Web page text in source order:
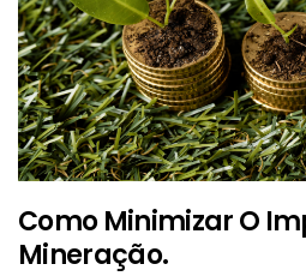
Como Minimizar O
Mineração.